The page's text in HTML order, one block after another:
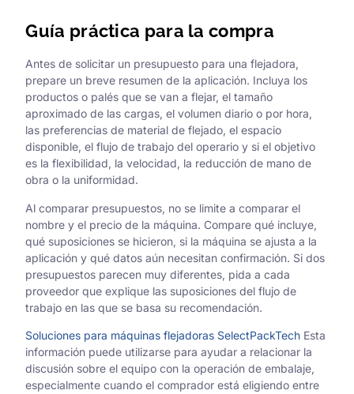
Guía práctica para la compra
Antes de solicitar un presupuesto para una flejadora,
prepare un breve resumen de la aplicación. Incluya los
productos o palés que se van a flejar, el tamaño
aproximado de las cargas, el volumen diario o por hora,
las preferencias de material de flejado, el espacio
disponible, el flujo de trabajo del operario y si el objetivo
es la flexibilidad, la velocidad, la reducción de mano de
obra o la uniformidad.
Al comparar presupuestos, no se limite a comparar el
nombre y el precio de la máquina. Compare qué incluye,
qué suposiciones se hicieron, si la máquina se ajusta a la
aplicación y qué datos aún necesitan confirmación. Si dos
presupuestos parecen muy diferentes, pida a cada
proveedor que explique las suposiciones del flujo de
trabajo en las que se basa su recomendación.
Soluciones para máquinas flejadoras SelectPackTech Esta
información puede utilizarse para ayudar a relacionar la
discusión sobre el equipo con la operación de embalaje,
especialmente cuando el comprador está eligiendo entre